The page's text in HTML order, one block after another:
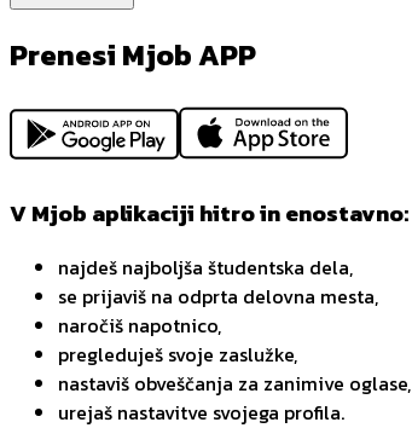
Prenesi Mjob APP
V Mjob aplikaciji hitro in enostavno:
najdeš najboljša študentska dela,
se prijaviš na odprta delovna mesta,
naročiš napotnico,
pregleduješ svoje zaslužke,
nastaviš obveščanja za zanimive oglase,
urejaš nastavitve svojega profila.